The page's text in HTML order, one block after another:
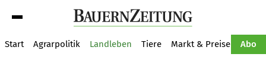
Start Agrarpolitik Landleben Tiere Markt & Preise Abo